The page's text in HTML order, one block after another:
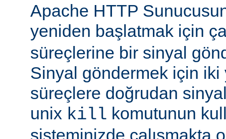
Apache HTTP
yeniden başlatmak için
süreçlerine bir sinyal
Sinyal göndermek için iki
süreçlere doğrudan
unix kill komutunun
sisteminizde çalışmakta